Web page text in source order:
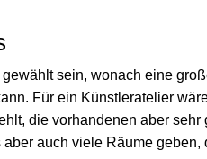
sein, wonach eine
Für ein Künstleratelier
die vorhandenen aber
auch viele Räume